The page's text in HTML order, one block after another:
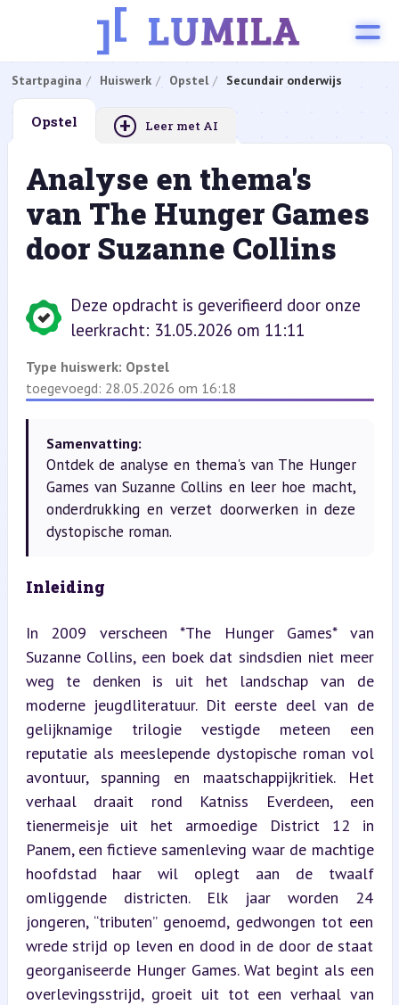
Startpagina Huiswerk Opstel Secundair onderwijs
Opstel + Leer met AI
Analyse en thema's
van The Hunger Games
door Suzanne Collins
Deze opdracht is geverifieerd door onze
leerkracht: 31.05.2026 om 11:11
Type huiswerk: Opstel
toegevoegd: 28.05.2026 om 16:18
Samenvatting:
Ontdek de analyse en thema's van The Hunger
Games van Suzanne Collins en leer hoe macht,
onderdrukking en verzet doorwerken in deze
dystopische roman.
Inleiding
In 2009 verscheen *The Hunger Games* van
Suzanne Collins, een boek dat sindsdien niet meer
weg te denken is uit het landschap van de
moderne jeugdliteratuur. Dit eerste deel van de
gelijknamige trilogie vestigde meteen een
reputatie als meeslepende dystopische roman vol
avontuur, spanning en maatschappijkritiek. Het
verhaal draait rond Katniss Everdeen, een
tienermeisje uit het armoedige District 12 in
Panem, een fictieve samenleving waar de machtige
hoofdstad haar wil oplegt aan de twaalf
omliggende districten. Elk jaar worden 24
jongeren, “tributen” genoemd, gedwongen tot een
wrede strijd op leven en dood in de door de staat
georganiseerde Hunger Games. Wat begint als een
overlevingsstrijd, groeit uit tot een verhaal van